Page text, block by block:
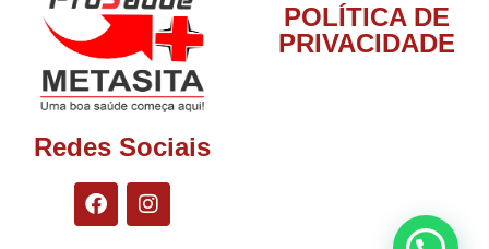
POLÍTICA DE
PRIVACIDADE
Redes Sociais